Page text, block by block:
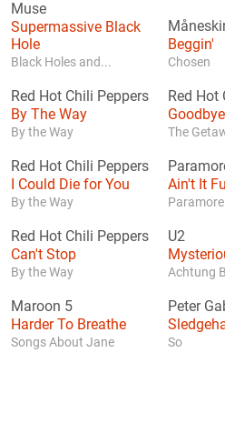
Muse
Supermassive Black
Hole
Black Holes and...
Beggin'
Chosen
Red Hot Chili Peppers
By The Way
By the Way
Red Hot
The
Red Hot Chili Peppers
I Could Die for You
By the Way
Ain't It
Paramore
Red Hot Chili Peppers
Can't Stop
By the Way
U2
Achtung
Maroon 5
Harder To Breathe
Songs About Jane
Peter
So